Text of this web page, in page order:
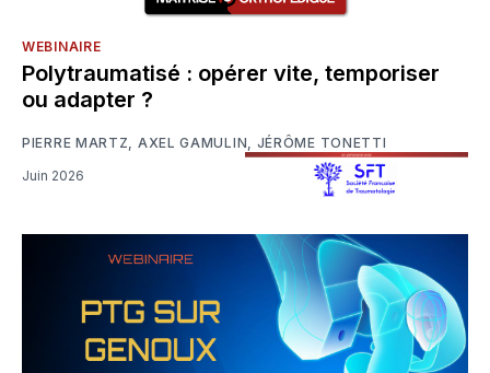
WEBINAIRE
Polytraumatisé : opérer vite, temporiser
ou adapter ?
PIERRE MARTZ, AXEL GAMULIN, JÉRÔME TONETTI
Juin 2026